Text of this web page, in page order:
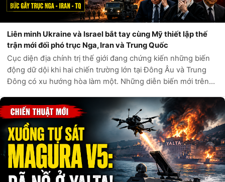
Liên minh Ukraine và Israel bắt tay cùng Mỹ thiết lập thế
trận mới đối phó trục Nga, Iran và Trung Quốc
Cục diện địa chính trị thế giới đang chứng kiến những biến
động dữ dội khi hai chiến trường lớn tại Đông Âu và Trung
Đông có xu hướng hòa làm một. Những diễn biến mới trên
xác nhắm vào các tàu...